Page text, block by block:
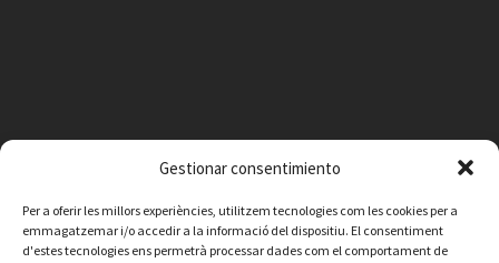
Gestionar consentimiento
Per a oferir les millors experiències, utilitzem tecnologies com les cookies per a
emmagatzemar i/o accedir a la informació del dispositiu. El consentiment
d'estes tecnologies ens permetrà processar dades com el comportament de